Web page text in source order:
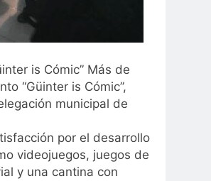
is Cómic” Más de
“Güinter is Cómic”,
municipal de
por el desarrollo
videojuegos, juegos de
y una cantina con